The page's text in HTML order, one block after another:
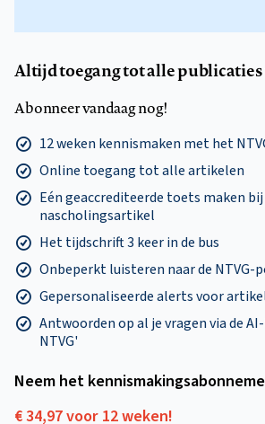
Altijd toegang tot alle publicaties
Abonneer vandaag nog!
12 weken kennismaken met het
Online toegang tot alle artikelen
Eén geaccrediteerde toets maken
nascholingsartikel
Het tijdschrift 3 keer in de bus
Onbeperkt luisteren naar de NTVG-
Gepersonaliseerde alerts voor
Antwoorden op al je vragen via de
NTVG'
Neem het
€ 34,97 voor 12 weken!